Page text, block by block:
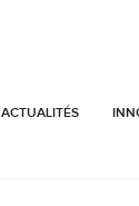
ACTUALITÉS